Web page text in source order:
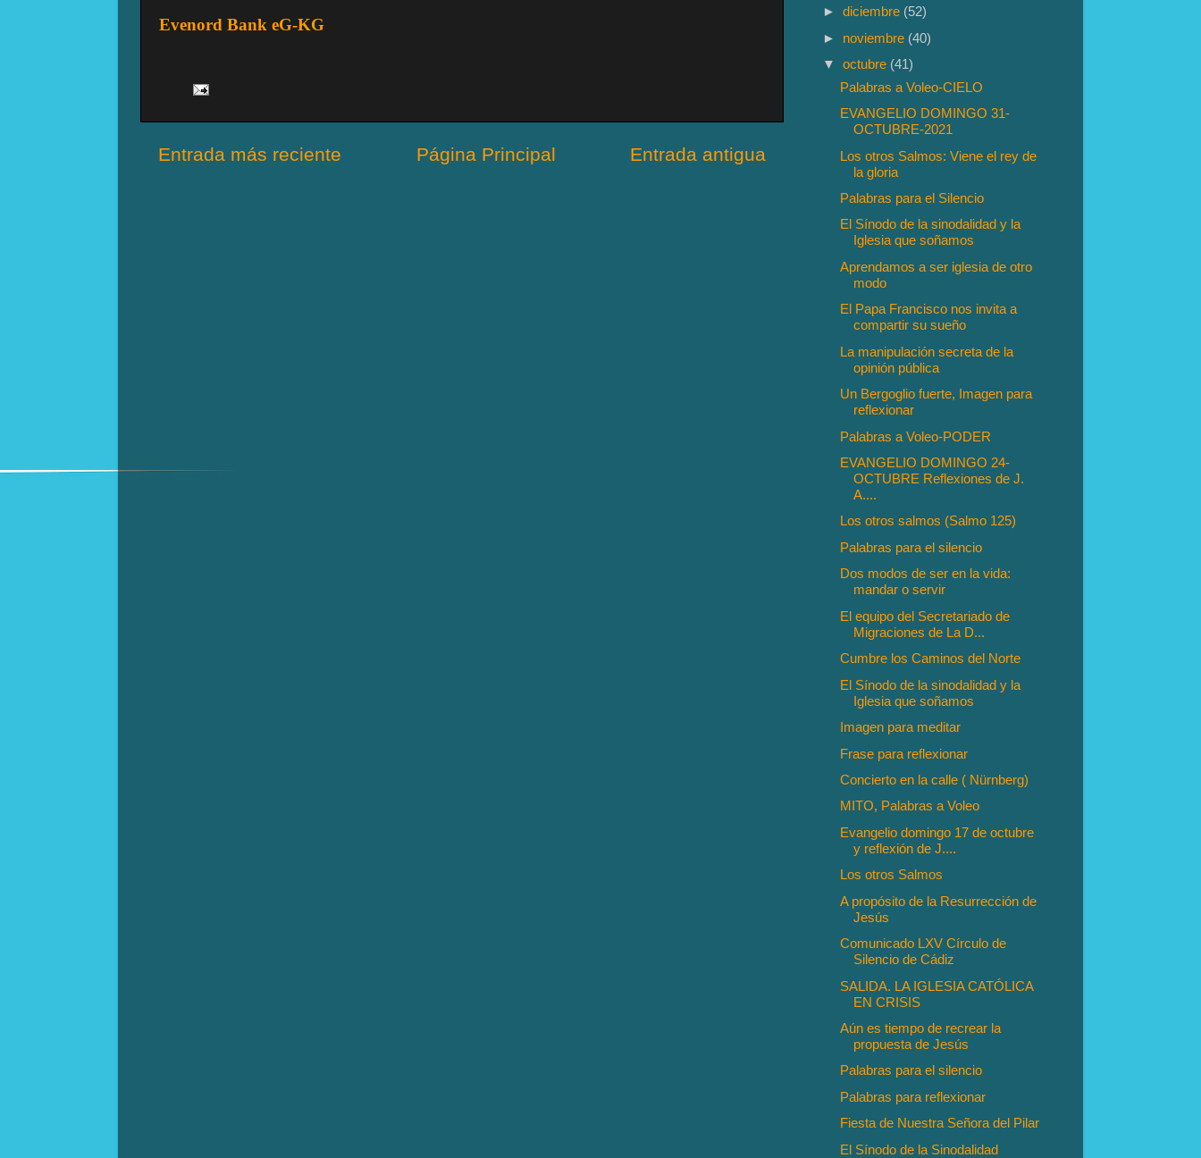
Evenord Bank eG-KG
Entrada más reciente Entrada antigua
Página Principal
►diciembre (52)
► noviembre (40)
▼octubre (41)
Palabras a Voleo-CIELO
EVANGELIO DOMINGO 31-
OCTUBRE-2021
Los otros Salmos: Viene el rey de
la gloria
Palabras para el Silencio
El Sínodo de la sinodalidad y la
Iglesia que soñamos
Aprendamos a ser iglesia de otro
modo
El Papa Francisco nos invita a
compartir su sueño
La manipulación secreta de la
opinión pública
Un Bergoglio fuerte, Imagen para
reflexionar
Palabras a Voleo-PODER
EVANGELIO DOMINGO 24-
OCTUBRE Reflexiones de J.
A....
Los otros salmos (Salmo 125)
Palabras para el silencio
Dos modos de ser en la vida:
mandar o servir
El equipo del Secretariado de
Migraciones de La D...
Cumbre los Caminos del Norte
El Sínodo de la sinodalidad y la
Iglesia que soñamos
Imagen para meditar
Frase para reflexionar
Concierto en la calle ( Nürnberg)
MITO, Palabras a Voleo
Evangelio domingo 17 de octubre
y reflexión de J....
Los otros Salmos
A propósito de la Resurrección de
Jesús
Comunicado LXV Círculo de
Silencio de Cádiz
SALIDA. LA IGLESIA CATÓLICA
EN CRISIS
Aún es tiempo de recrear la
propuesta de Jesús
Palabras para el silencio
Palabras para reflexionar
Fiesta de Nuestra Señora del Pilar
El Sínodo de la Sinodalidad